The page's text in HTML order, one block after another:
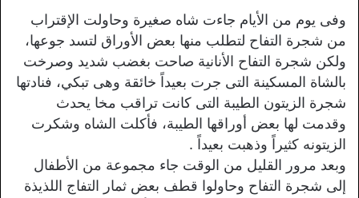
وفى يوم من الأيام جاءت شاه صغيرة وحاولت الإقتراب
من شجرة التفاح لتطلب منها بعض الأوراق لتسد جوعها،
ولكن شجرة التفاح الأنانية صاحت بغضب شديد وصرخت
بالشاة المسكينة التى جرت بعيداً خائقة وهى تبكي، فنادتها
شجرة الزيتون الطيبة التى كانت تراقب مخا يحدث
وقدمت لها بعض أوراقها الطيبة، فأكلت الشاه وشكرت
الزيتونه كثيراً وذهبت بعيداً .
وبعد مرور القليل من الوقت جاء مجموعة من الأطفال
إلى شجرة التفاح وحاولوا قطف بعض ثمار التفاج اللذيذة